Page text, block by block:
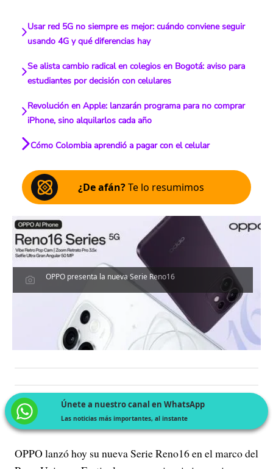
Usar red 5G no siempre es mejor: cuándo conviene seguir
usando 4G y qué diferencias hay
Se alista cambio radical en colegios en Bogotá: aviso para
estudiantes por decisión con celulares
Revolución en Apple: lanzarán programa para no comprar
iPhone, sino alquilarlos cada año
Cómo Colombia aprendió a pagar con el celular
¿De afán?Te lo resumimos
OPPO presenta la nueva Serie Reno16
Únete a nuestro canal en WhatsApp
Las noticias más importantes, al instante
OPPO lanzó hoy su nueva Serie Reno16 en el marco del